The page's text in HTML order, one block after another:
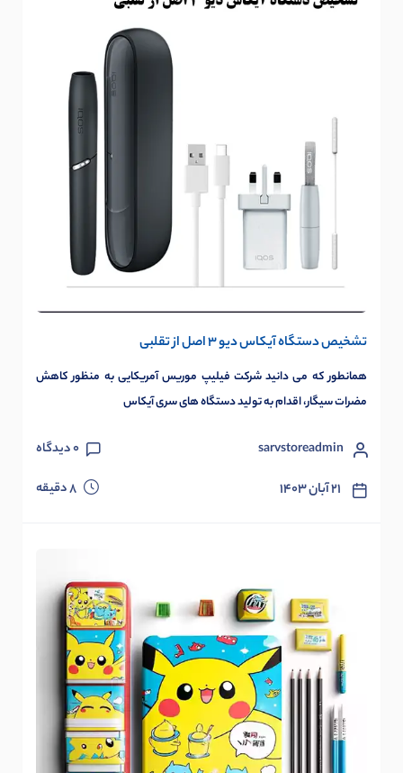
تشخیص دستگاه آیکاس دیو 3 اصل از تقلبی
همانطور که می دانید شرکت فیلیپ موریس آمریکایی به منظور کاهش
مضرات سیگار، اقدام به تولید دستگاه های سری آیکاس
sarvstoreadmin
0دیدگاه
۲۱ آبان ۱۴۰۳ 8دقیقه